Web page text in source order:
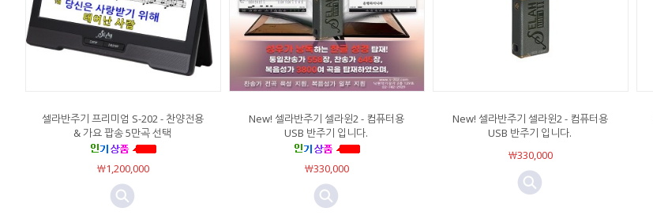
셀라반주기 프리미엄 S-202 - 찬양전용
& 가요 팝송 5만곡 선택
￦1,200,000
New! 셀라반주기 셀라윈2 - 컴퓨터용
USB 반주기 입니다.
￦330,000
New! 셀라반주기 셀라윈2 - 컴퓨터용
USB 반주기 입니다.
￦330,000